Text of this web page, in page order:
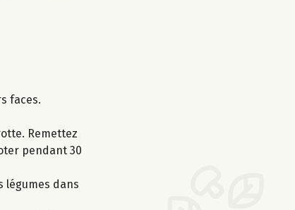
faces.
Remettez
pendant 30
légumes dans